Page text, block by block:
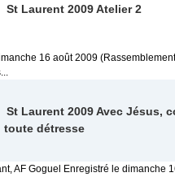
St Laurent 2009 Atelier 2
16 août 2009
St Laurent 2009 Avec Jésus,
toute détresse
AF Goguel Enregistré le dimanche